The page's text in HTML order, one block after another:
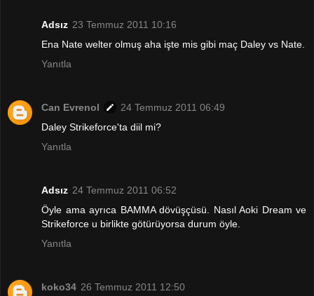
Adsız 23 Temmuz 2011 10:16
Ena Nate welter olmuş aha işte mis gibi maç Daley vs Nate.
Yanıtla
Can Evrenol
24 Temmuz 2011 06:49
Daley Strikeforce'ta diil mi?
Yanıtla
Adsız 24 Temmuz 2011 06:52
Öyle ama ayrıca BAMMA dövüşçüsü. Nasıl Aoki Dream ve
Strikeforce u birlikte götürüyorsa durum öyle.
Yanıtla
koko34 26 Temmuz 2011 12:50